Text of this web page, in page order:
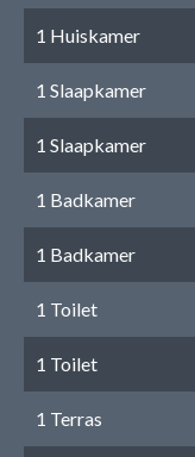
1 Huiskamer
1 Slaapkamer
1 Slaapkamer
1 Badkamer
1 Badkamer
1 Toilet
1 Toilet
1 Terras